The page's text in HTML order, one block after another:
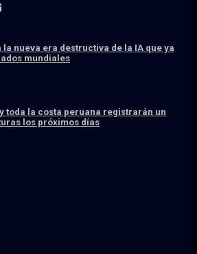
nueva era destructiva de la IA que ya
mundiales
toda la costa peruana registrarán un
los próximos días